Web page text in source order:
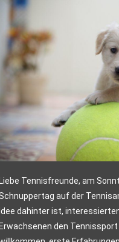
Tennisfreunde, am
auf der
dahinter ist,
den